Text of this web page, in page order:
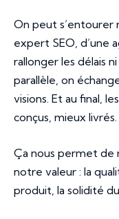
On peut s’entourer
expert SEO, d’une
rallonger les délais
parallèle, on
visions. Et au final,
conçus, mieux livrés.
Ça nous permet de
notre valeur : la
produit, la solidité